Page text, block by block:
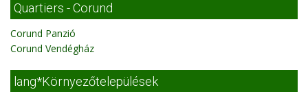
Quartiers - Corund
Corund Panzió
Corund Vendégház
lang*Környezőtelepülések